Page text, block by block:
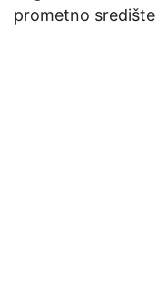
prometno